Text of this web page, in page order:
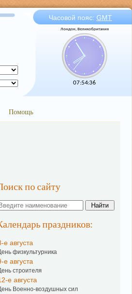
Часовой пояс: GMT
Лондон, Великобритания
07:54:36
Помощь
по сайту
праздников:
е августа
физкультурника
е августа
строителя
е августа
Военно-воздушных сил